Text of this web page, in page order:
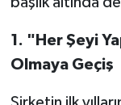
1. "Her Şeyi
Olmaya Geçiş